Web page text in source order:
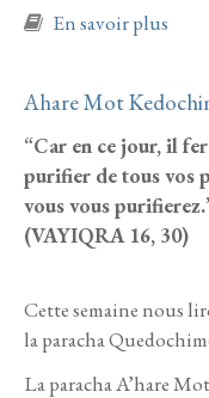
En savoir plus
Ahare Mot
“Car en ce jour, il
purifier de tous vos
vous vous
(VAYIQRA 16, 30)
Cette semaine nous
la paracha
La paracha A’hare